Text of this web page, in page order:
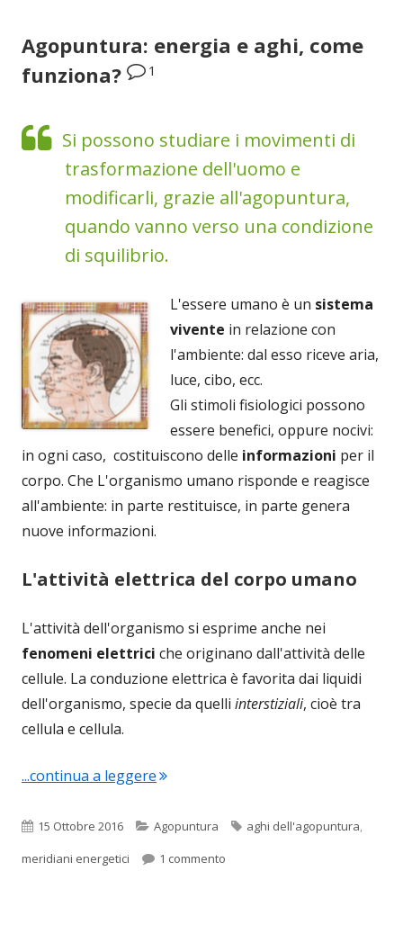
Agopuntura: energia e aghi, come
funziona?
1
Si possono studiare i movimenti di
trasformazione dell'uomo e
modificarli, grazie all'agopuntura,
quando vanno verso una condizione
di squilibrio.
L'essere umano è un sistema
vivente in relazione con
l'ambiente: dal esso riceve aria,
luce, cibo, ecc.
Gli stimoli fisiologici possono
essere benefici, oppure nocivi:
in ogni caso, costituiscono delle informazioni per il
corpo. Che L'organismo umano risponde e reagisce
all'ambiente: in parte restituisce, in parte genera
nuove informazioni.
L'attività elettrica del corpo umano
L'attività dell'organismo si esprime anche nei
fenomeni elettrici che originano dall'attività delle
cellule. La conduzione elettrica è favorita dai liquidi
dell'organismo, specie da quelli interstiziali, cioè tra
cellula e cellula.
...continua a leggere"Agopuntura: energia e aghi, come
Pubblicato
15 Ottobre 2016 Categorie
Agopuntura Tag
aghi dell'agopuntura
meridiani energetici
1 commento